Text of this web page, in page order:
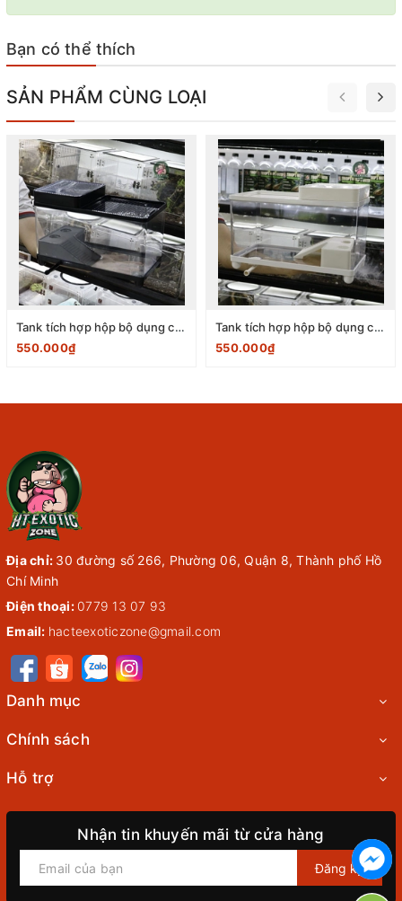
Bạn có thể thích
SẢN PHẨM CÙNG LOẠI
Tank tích hợp hộp bộ dụng cụ đen size 40x20,7x23,3cm
550.000₫
Tank tích hợp hộp bộ dụng cụ trắng size 40x20,7x23,3cm
550.000₫
Địa chỉ: 30 đường số 266, Phường 06, Quận 8, Thành phố Hồ
Chí Minh
Điện thoại: 0779 13 07 93
Email: hacteexoticzone@gmail.com
Danh mục
Chính sách
Hỗ trợ
Nhận tin khuyến mãi từ cửa hàng
Đăng ký